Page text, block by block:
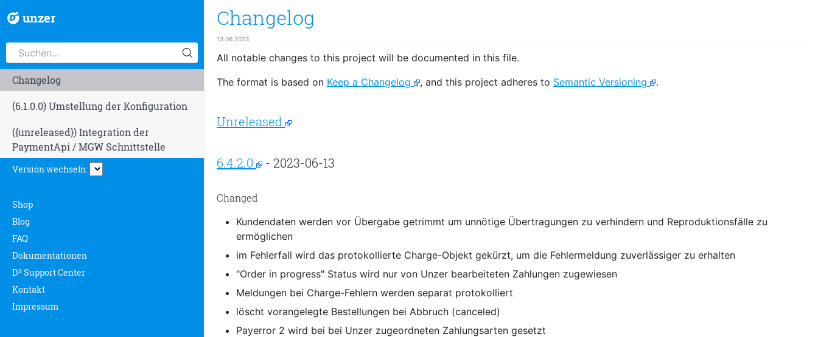
unzer
Changelog
(6.1.0.0) Umstellung der Konfiguration
({unreleased}) Integration der
PaymentApi / MGW Schnittstelle
Version wechseln:
Shop
Blog
FAQ
Dokumentationen
D³ Support Center
Kontakt
Impressum
Changelog
13.06.2023
All notable changes to this project will be documented in this file.
The format is based on Keep a Changelog , and this project adheres to Semantic Versioning .
Unreleased
6.4.2.0 - 2023-06-13
Changed
Kundendaten werden vor Übergabe getrimmt um unnötige Übertragungen zu verhindern und Reproduktionsfälle zu
ermöglichen
im Fehlerfall wird das protokollierte Charge-Objekt gekürzt, um die Fehlermeldung zuverlässiger zu erhalten
"Order in progress" Status wird nur von Unzer bearbeiteten Zahlungen zugewiesen
Meldungen bei Charge-Fehlern werden separat protokolliert
löscht vorangelegte Bestellungen bei Abbruch (canceled)
Payerror 2 wird bei bei Unzer zugeordneten Zahlungsarten gesetzt